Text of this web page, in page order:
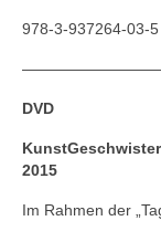
978-3-937264-03-5
DVD
2015
Im Rahmen der